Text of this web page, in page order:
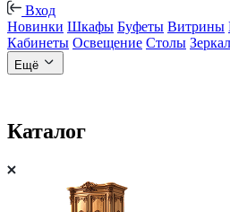
Вход
Новинки Шкафы Буфеты Витрины
Кабинеты Освещение Столы
Ещё
Каталог